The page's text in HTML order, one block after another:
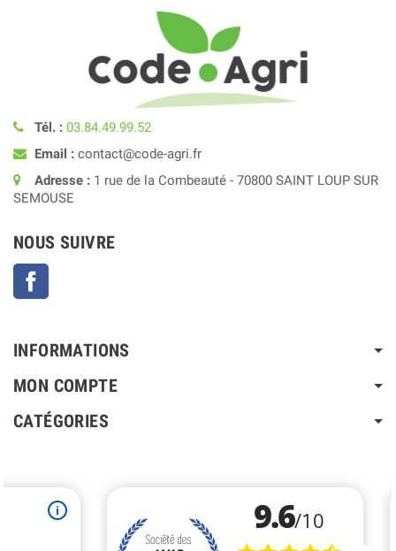
Tél. : 03.84.49.99.52
Email : contact@code-agri.fr
Adresse : 1 rue de la Combeauté - 70800 SAINT LOUP SUR
SEMOUSE
NOUS SUIVRE
INFORMATIONS
MON COMPTE
CATÉGORIES